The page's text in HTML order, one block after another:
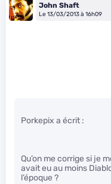
John Shaft
Le 13/03/2013 à 16h09
Porkepix a écrit :
Qu’on me corrige si je
avait eu au moins
l’époque ?